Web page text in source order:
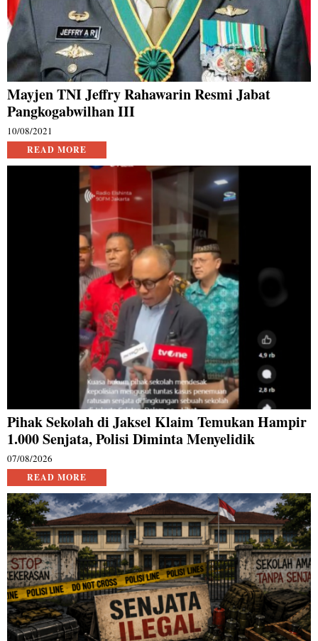
Mayjen TNI Jeffry Rahawarin Resmi Jabat
Pangkogabwilhan III
10/08/2021
READ MORE
Pihak Sekolah di Jaksel Klaim Temukan Hampir
1.000 Senjata, Polisi Diminta Menyelidik
07/08/2026
READ MORE